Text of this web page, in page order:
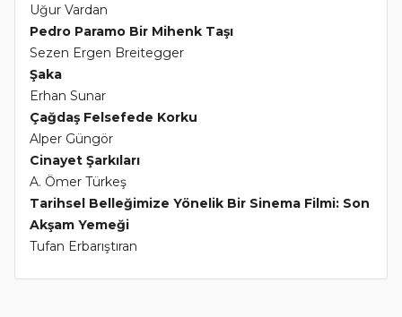
Uğur Vardan
Pedro Paramo Bir Mihenk Taşı
Sezen Ergen Breitegger
Şaka
Erhan Sunar
Çağdaş Felsefede Korku
Alper Güngör
Cinayet Şarkıları
A. Ömer Türkeş
Tarihsel Belleğimize Yönelik Bir Sinema Filmi: Son
Akşam Yemeği
Tufan Erbarıştıran